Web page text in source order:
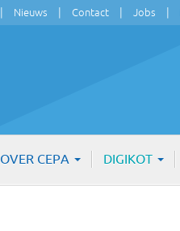
Nieuws Contact Jobs
OVER CEPA DIGIKOT